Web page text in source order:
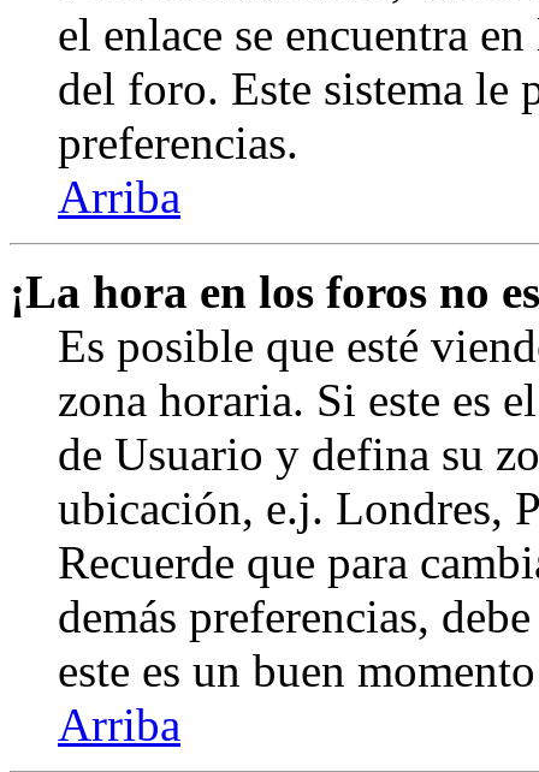
el enlace se encuentra
del foro. Este sistema le
preferencias.
Arriba
¡La hora en los foros no
Es posible que esté
zona horaria. Si este es
de Usuario y defina su
ubicación, e.j. Londres,
Recuerde que para
demás preferencias,
este es un buen
Arriba